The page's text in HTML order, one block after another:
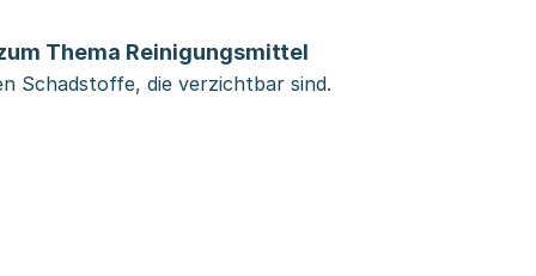
Thema Reinigungsmittel
Schadstoffe, die verzichtbar sind.